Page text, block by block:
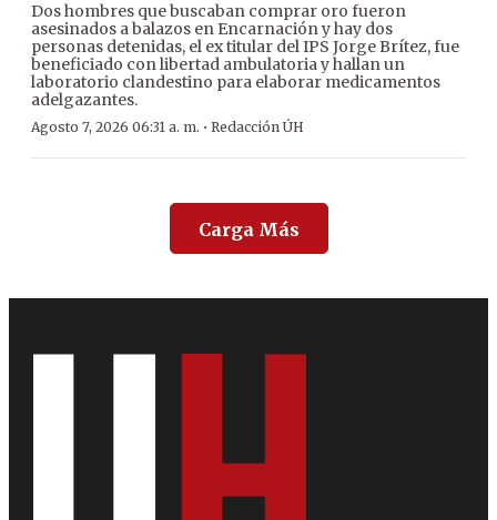
Dos hombres que buscaban comprar oro fueron
asesinados a balazos en Encarnación y hay dos
personas detenidas, el ex titular del IPS Jorge Brítez, fue
beneficiado con libertad ambulatoria y hallan un
laboratorio clandestino para elaborar medicamentos
adelgazantes.
Agosto 7, 2026 06:31 a. m. · Redacción ÚH
Carga Más